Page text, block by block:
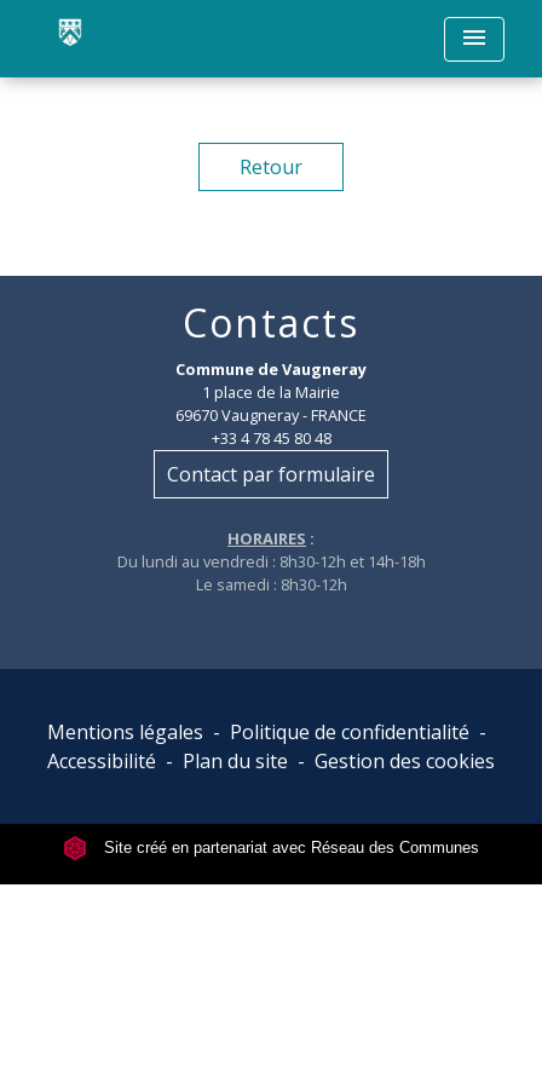
menu
Retour
Contacts
Commune de Vaugneray
1 place de la Mairie
69670 Vaugneray - FRANCE
+33 4 78 45 80 48
Contact par formulaire
HORAIRES :
Du lundi au vendredi : 8h30-12h et 14h-18h
Le samedi : 8h30-12h
Mentions légales - Politique de confidentialité -
Accessibilité - Plan du site - Gestion des cookies
Site créé en partenariat avec Réseau des Communes